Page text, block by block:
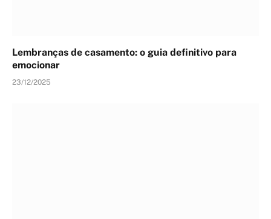
Lembranças de casamento: o guia definitivo para
emocionar
23/12/2025